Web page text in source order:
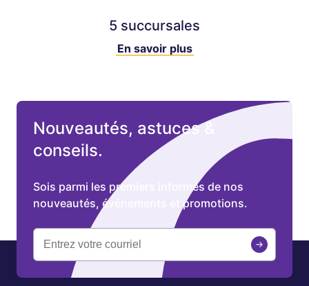
5 succursales
En savoir plus
Nouveautés, astuces &
conseils.
Sois parmi les premiers informés de nos
nouveautés, événements et promotions.